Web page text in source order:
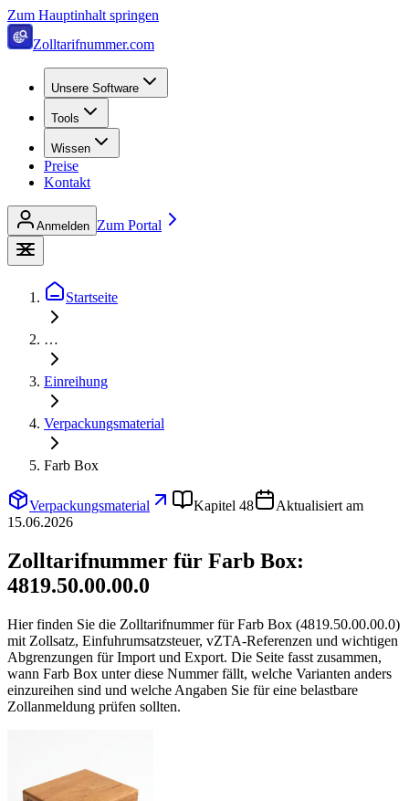
Zum Hauptinhalt springen
Zolltarifnummer.com
Unsere Software
Tools
Wissen
Preise
Kontakt
Anmelden Zum Portal
Startseite
…
Einreihung
Verpackungsmaterial
Farb Box
Verpackungsmaterial Kapitel 48
Aktualisiert am
15.06.2026
Zolltarifnummer für Farb Box:
4819.50.00.00.0
Hier finden Sie die Zolltarifnummer für Farb Box (4819.50.00.00.0)
mit Zollsatz, Einfuhrumsatzsteuer, vZTA-Referenzen und wichtigen
Abgrenzungen für Import und Export. Die Seite fasst zusammen,
wann Farb Box unter diese Nummer fällt, welche Varianten anders
einzureihen sind und welche Angaben Sie für eine belastbare
Zollanmeldung prüfen sollten.